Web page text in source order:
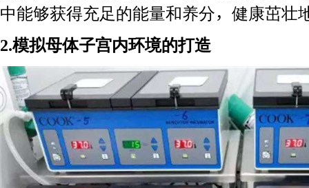
中能够获得充足的能量和养分，健康茁壮
2.模拟母体子宫内环境的打造